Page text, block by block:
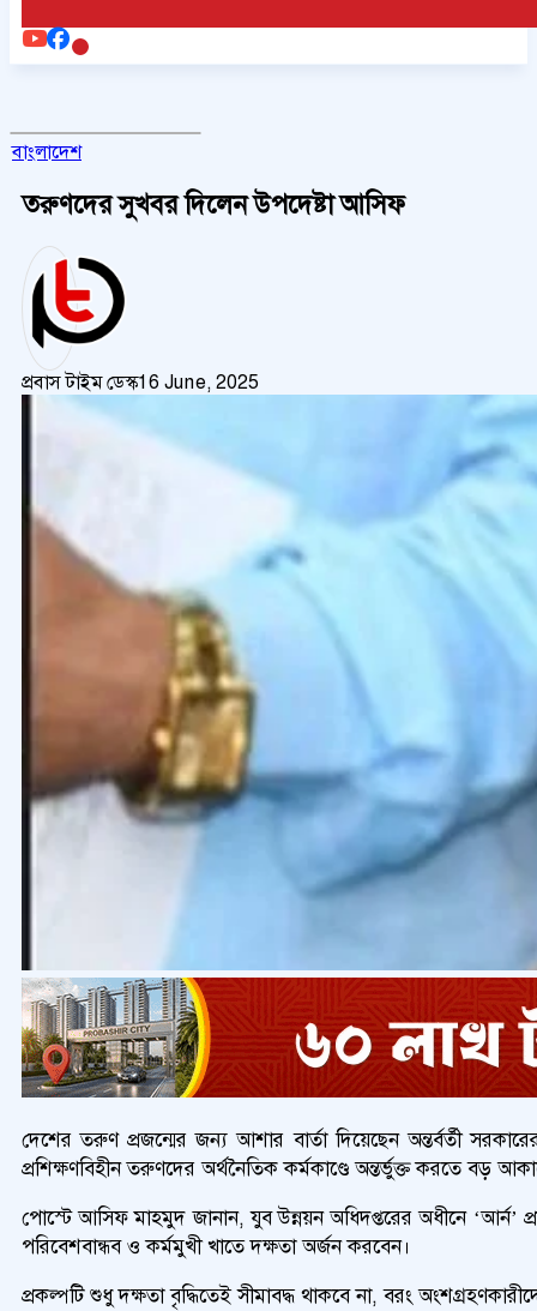
বাংলাদেশ
তরুণদের সুখবর দিলেন উপদেষ্টা আসিফ
প্রবাস টাইম ডেস্ক16 June, 2025
দেশের তরুণ প্রজন্মের জন্য আশার বার্তা দিয়েছেন অন্তর্বর্তী
প্রশিক্ষণবিহীন তরুণদের অর্থনৈতিক কর্মকাণ্ডে অন্তর্ভুক্ত করতে বড়
পোস্টে আসিফ মাহমুদ জানান, যুব উন্নয়ন অধিদপ্তরের অধীনে ‘আর্ন’
পরিবেশবান্ধব ও কর্মমুখী খাতে দক্ষতা অর্জন করবেন।
প্রকল্পটি শুধু দক্ষতা বৃদ্ধিতেই সীমাবদ্ধ থাকবে না, বরং